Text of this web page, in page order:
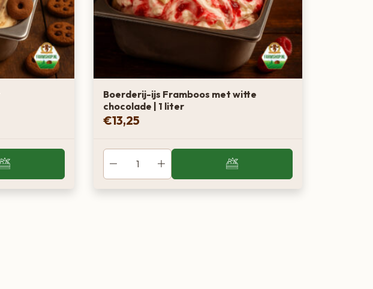
Boerderij-ijs Framboos met witte
chocolade | 1 liter
€13,25